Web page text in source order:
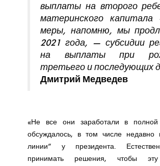
выплаты на второго
материнского
меры, напомню, мы
2021 года, — субсидии
на выплаты при
третьего и последующих
Дмитрий Медведев
«Не все они заработали в
обсуждалось, в том числе недавно
линии” у президента.
принимать решения, чтобы